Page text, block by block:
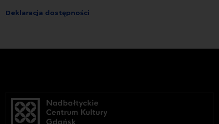
Deklaracja dostępności